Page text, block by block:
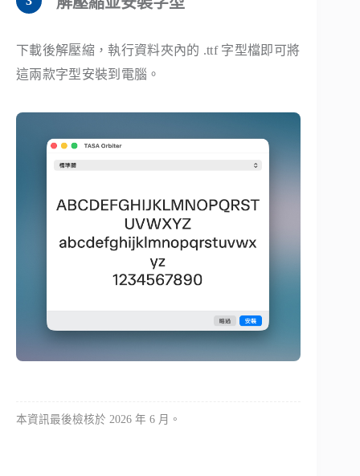
下載後解壓縮，執行資料夾內的 .ttf 字型檔即可將
這兩款字型安裝到電腦。
本資訊最後檢核於 2026 年 6 月。